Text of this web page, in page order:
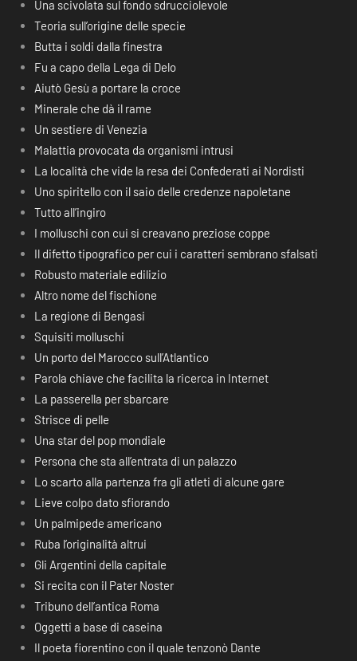
Una scivolata sul fondo sdrucciolevole
Teoria sull’origine delle specie
Butta i soldi dalla finestra
Fu a capo della Lega di Delo
Aiutò Gesù a portare la croce
Minerale che dà il rame
Un sestiere di Venezia
Malattia provocata da organismi intrusi
La località che vide la resa dei Confederati ai Nordisti
Uno spiritello con il saio delle credenze napoletane
Tutto all’ingiro
I molluschi con cui si creavano preziose coppe
Il difetto tipografico per cui i caratteri sembrano sfalsati
Robusto materiale edilizio
Altro nome del fischione
La regione di Bengasi
Squisiti molluschi
Un porto del Marocco sull’Atlantico
Parola chiave che facilita la ricerca in Internet
La passerella per sbarcare
Strisce di pelle
Una star del pop mondiale
Persona che sta all’entrata di un palazzo
Lo scarto alla partenza fra gli atleti di alcune gare
Lieve colpo dato sfiorando
Un palmipede americano
Ruba l’originalità altrui
Gli Argentini della capitale
Si recita con il Pater Noster
Tribuno dell’antica Roma
Oggetti a base di caseina
Il poeta fiorentino con il quale tenzonò Dante